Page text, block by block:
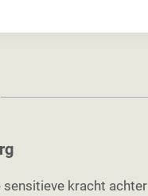
kracht achter